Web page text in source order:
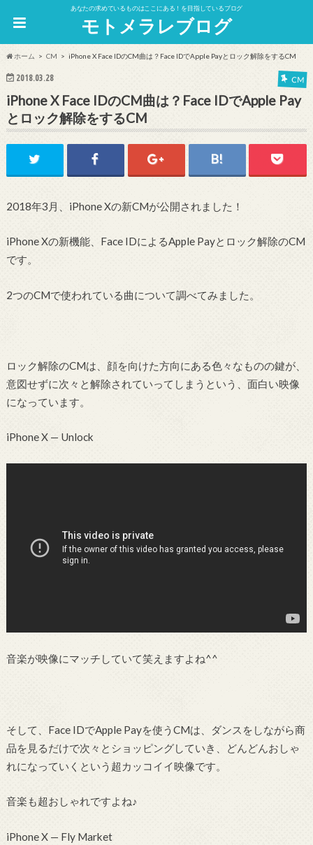
あなたの求めているものはここにある！を目指しているブログ
モトメラレブログ
ホーム CM iPhone X Face IDのCM曲は？Face IDでApple Payとロック解除をするCM
2018.03.28 CM
iPhone X Face IDのCM曲は？Face IDでApple Pay
とロック解除をするCM
2018年3月、iPhone Xの新CMが公開されました！
iPhone Xの新機能、Face IDによるApple Payとロック解除のCM
です。
2つのCMで使われている曲について調べてみました。
ロック解除のCMは、顔を向けた方向にある色々なものの鍵が、
意図せずに次々と解除されていってしまうという、面白い映像
になっています。
iPhone X — Unlock
音楽が映像にマッチしていて笑えますよね^^
そして、Face IDでApple Payを使うCMは、ダンスをしながら商
品を見るだけで次々とショッピングしていき、どんどんおしゃ
れになっていくという超カッコイイ映像です。
音楽も超おしゃれですよね♪
iPhone X — Fly Market